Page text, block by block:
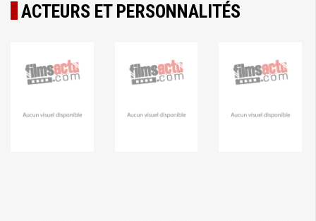
ACTEURS ET PERSONNALITÉS